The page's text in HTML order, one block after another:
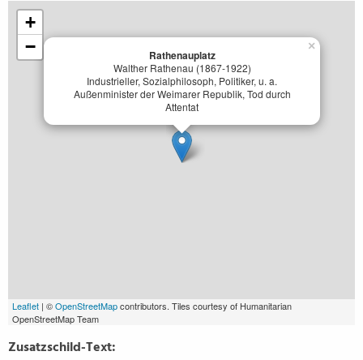
Rathenauplatz
Walther Rathenau (1867-1922)
Industrieller, Sozialphilosoph, Politiker, u. a.
Außenminister der Weimarer Republik, Tod durch
Attentat
×
+
−
Leaflet | ©OpenStreetMapcontributors. Tiles courtesy of Humanitarian
OpenStreetMap Team
Zusatzschild-Text: